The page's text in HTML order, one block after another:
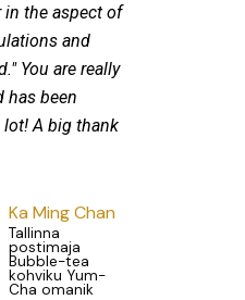
the aspect of
and
You are really
has been
A big thank
Ka Ming Chan
Tallinna
postimaja
Bubble-tea
kohviku Yum-
Cha omanik